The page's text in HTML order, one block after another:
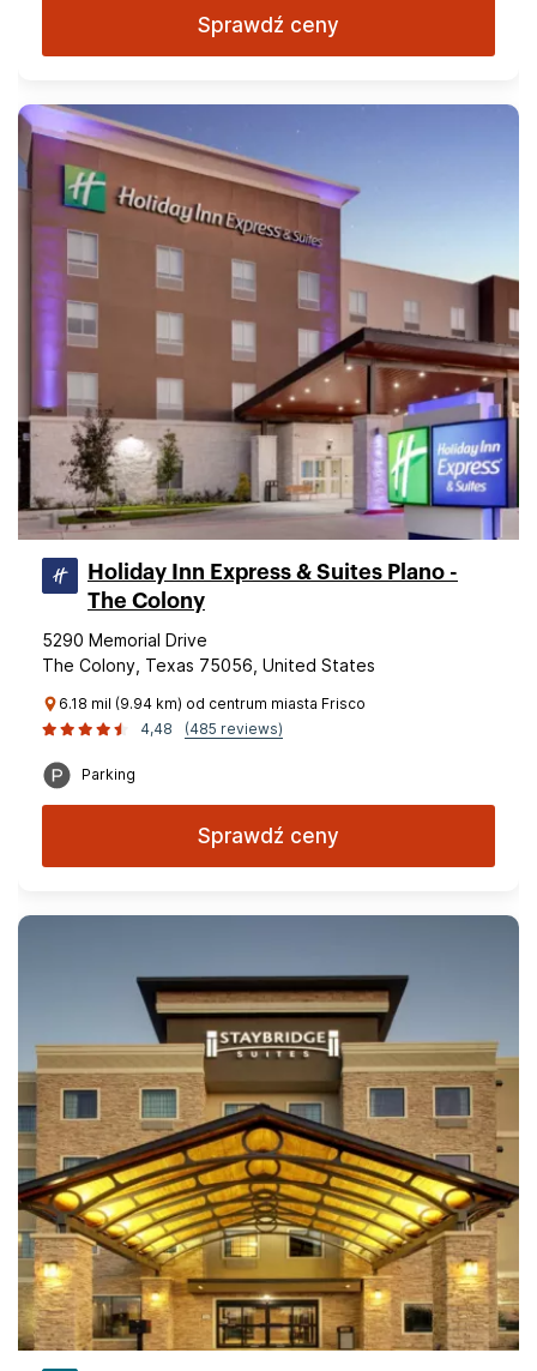
Sprawdź ceny
Holiday Inn Express & Suites Plano -
The Colony
5290 Memorial Drive
The Colony, Texas 75056, United States
6.18 mil (9.94 km) od centrum miasta Frisco
4,48
(485 reviews)
Parking
Sprawdź ceny